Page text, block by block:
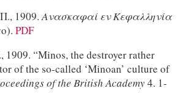
1909.Ανασκαφαί εν Κεφαλληνία
PDF
1909. “Minos, the destroyer rather
of the so-called ‘Minoan’ culture of
of the British Academy4. 1-